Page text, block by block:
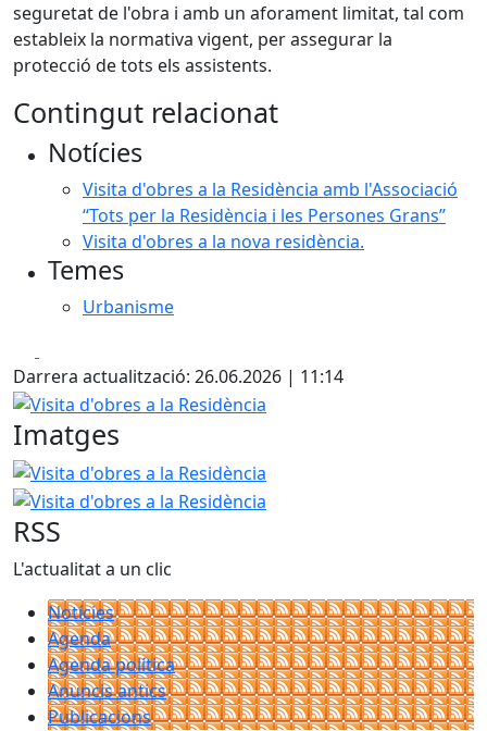
seguretat de l'obra i amb un aforament limitat, tal com
estableix la normativa vigent, per assegurar la
protecció de tots els assistents.
Contingut relacionat
Notícies
Visita d'obres a la Residència amb l'Associació
“Tots per la Residència i les Persones Grans”
Visita d'obres a la nova residència.
Temes
Urbanisme
Darrera actualització: 26.06.2026 | 11:14
Visita d'obres a la Residència
Imatges
Visita d'obres a la Residència
RSS
L'actualitat a un clic
Notícies
Agenda
Agenda política
Anuncis antics
Publicacions